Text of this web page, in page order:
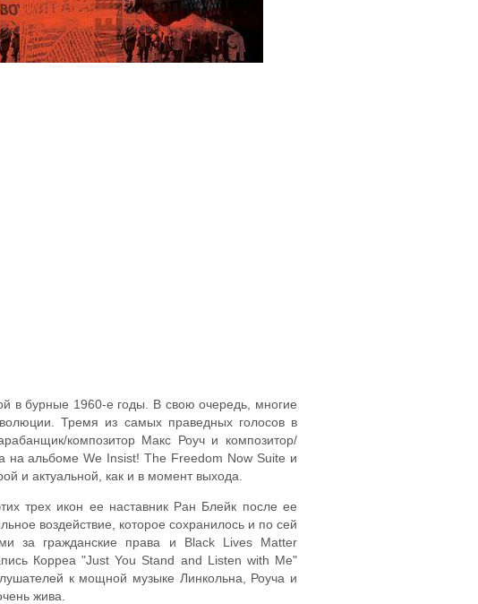
в бурные 1960-е годы. В свою очередь, многие
Тремя из самых праведных голосов в
композитор Макс Роуч и композитор/
альбоме We Insist! The Freedom Now Suite и
и актуальной, как и в момент выхода.
трех икон ее наставник Ран Блейк после ее
воздействие, которое сохранилось и по сей
за гражданские права и Black Lives Matter
Корреа "Just You Stand and Listen with Me"
к мощной музыке Линкольна, Роуча и
жива.